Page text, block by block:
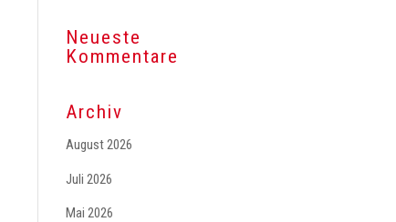
Neueste
Kommentare
Archiv
August 2026
Juli 2026
Mai 2026